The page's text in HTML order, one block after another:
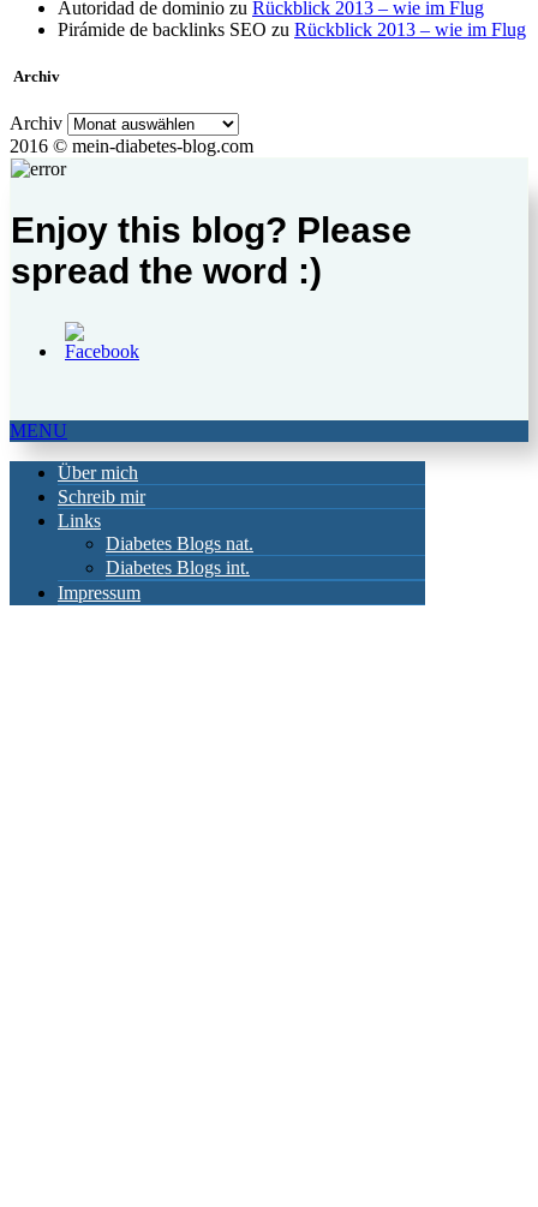
Autoridad de dominio zu Rückblick 2013 – wie im Flug
Pirámide de backlinks SEO zu Rückblick 2013 – wie im Flug
Archiv
Archiv
2016 © mein-diabetes-blog.com
Enjoy this blog? Please
spread the word :)
MENU
Über mich
Schreib mir
Links
Diabetes Blogs nat.
Diabetes Blogs int.
Impressum